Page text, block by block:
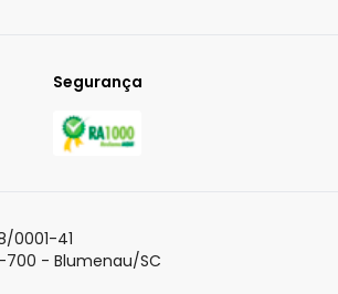
Segurança
0001-41
700 - Blumenau/SC